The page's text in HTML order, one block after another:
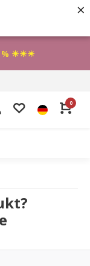
×
% ☀☀☀
0